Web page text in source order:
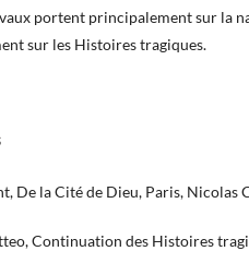
portent principalement sur la
sur les Histoires tragiques.
De la Cité de Dieu, Paris, Nicolas
Continuation des Histoires